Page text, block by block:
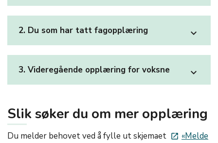
2. Du som har tatt fagopplæring expand_more
3. Videregående opplæring for voksne expand_more
Slik søker du om mer opplæring
Du melder behovet ved å fylle ut skjemaet launch «Melde